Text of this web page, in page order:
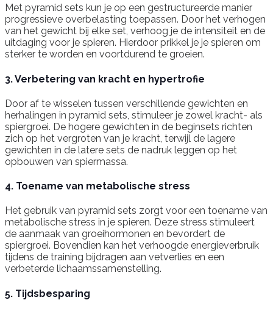
Met pyramid sets kun je op een gestructureerde manier
progressieve overbelasting toepassen. Door het verhogen
van het gewicht bij elke set, verhoog je de intensiteit en de
uitdaging voor je spieren. Hierdoor prikkel je je spieren om
sterker te worden en voortdurend te groeien.
3. Verbetering van kracht en hypertrofie
Door af te wisselen tussen verschillende gewichten en
herhalingen in pyramid sets, stimuleer je zowel kracht- als
spiergroei. De hogere gewichten in de beginsets richten
zich op het vergroten van je kracht, terwijl de lagere
gewichten in de latere sets de nadruk leggen op het
opbouwen van spiermassa.
4. Toename van metabolische stress
Het gebruik van pyramid sets zorgt voor een toename van
metabolische stress in je spieren. Deze stress stimuleert
de aanmaak van groeihormonen en bevordert de
spiergroei. Bovendien kan het verhoogde energieverbruik
tijdens de training bijdragen aan vetverlies en een
verbeterde lichaamssamenstelling.
5. Tijdsbesparing